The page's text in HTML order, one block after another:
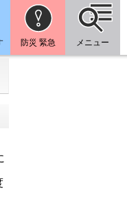
防災 緊急 メニュー